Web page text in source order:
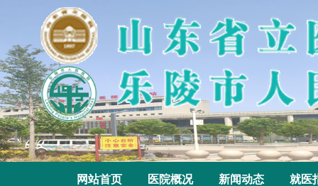
网站首页 医院概况 新闻动态 就医